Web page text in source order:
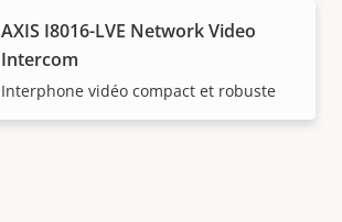
AXIS I8016-LVE Network Video
Intercom
Interphone vidéo compact et robuste